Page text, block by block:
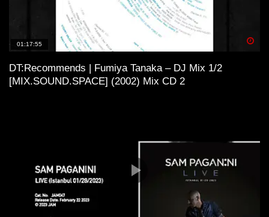
01:17:55
DT:Recommends | Fumiya Tanaka – DJ Mix 1/2
[MIX.SOUND.SPACE] (2002) Mix CD 2